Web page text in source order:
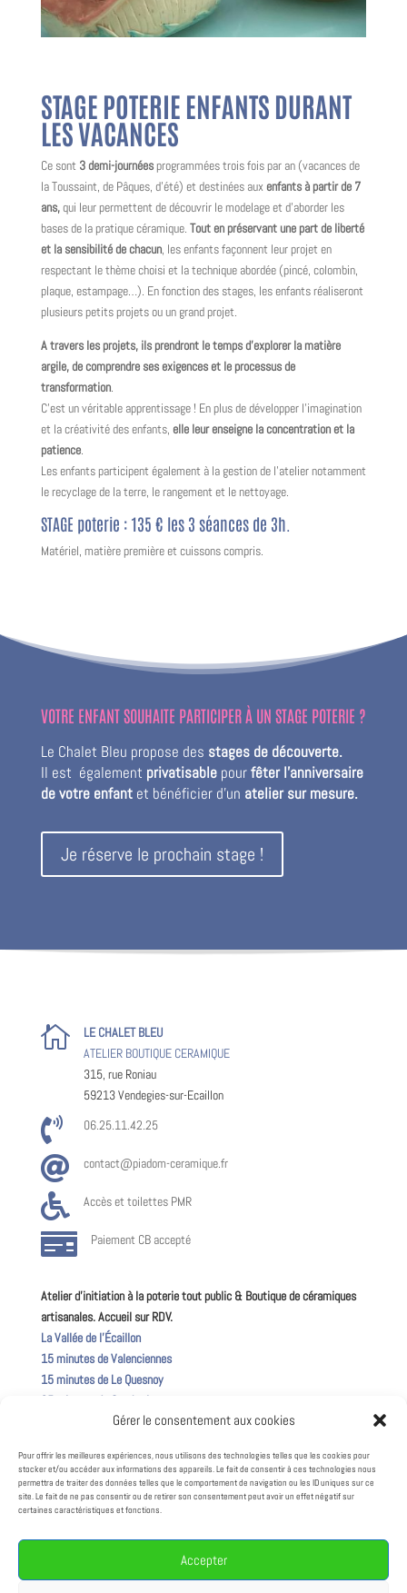
Gérer le consentement aux cookies
Pour offrir les meilleures expériences, nous utilisons des technologies telles que les cookies pour
stocker et/ou accéder aux informations des appareils. Le fait de consentir à ces technologies nous
permettra de traiter des données telles que le comportement de navigation ou les ID uniques sur ce
site. Le fait de ne pas consentir ou de retirer son consentement peut avoir un effet négatif sur
certaines caractéristiques et fonctions.
Accepter
STAGE POTERIE ENFANTS DURANT
LES VACANCES
Ce sont 3 demi-journéesprogrammées trois fois par an (vacances de
la Toussaint, de Pâques, d’été) et destinées aux enfants à partir de 7
ans,qui leur permettent de découvrir le modelage et d’aborder les
bases de la pratique céramique. Tout en préservant une part de liberté
et la sensibilité de chacun, les enfants façonnent leur projet en
respectant le thème choisi et la technique abordée (pincé, colombin,
plaque, estampage…). En fonction des stages, les enfants réaliseront
plusieurs petits projets ou un grand projet.
A travers les projets, ils prendront le temps d’explorer la matière
argile, de comprendre ses exigences et le processus de
transformation.
C’est un véritable apprentissage ! En plus dedévelopper l’imagination
et la créativité des enfants, elle leur enseigne la concentration et la
patience.
Les enfants participent également à la gestion de l’atelier notamment
le recyclage de la terre, le rangement et le nettoyage.
STAGE poterie : 135 € les 3 séances de 3h.
Matériel, matière première et cuissons compris.
VOTRE ENFANT SOUHAITE PARTICIPER À UN STAGE POTERIE ?
Le Chalet Bleu propose des stages de découverte.
Il est également privatisablepourfêter l’anniversaire
de votre enfant et bénéficier d’un atelier sur mesure.
Je réserve le prochain stage !

LE CHALET BLEU
ATELIER BOUTIQUE CERAMIQUE
315, rue Roniau
59213 Vendegies-sur-Ecaillon
 06.25.11.42.25
 contact@piadom-ceramique.fr
 Accès et toilettes PMR
 Paiement CB accepté
Atelier d’initiation à la poterie tout public & Boutique de céramiques
artisanales. Accueil sur RDV.
La Vallée de l’Écaillon
15 minutes de Valenciennes
15 minutes de Le Quesnoy
25 minutes de Cambrai
50 minutes de Lille
Suivez la vie de l’atelier !
Mentions légales